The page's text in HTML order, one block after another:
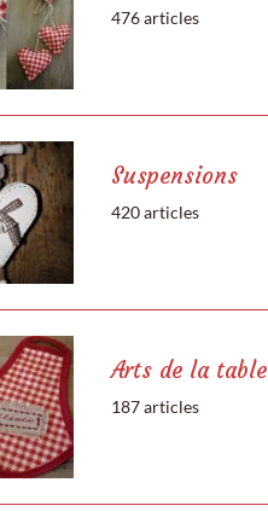
476 articles
Suspensions
420 articles
Arts de la table
187 articles